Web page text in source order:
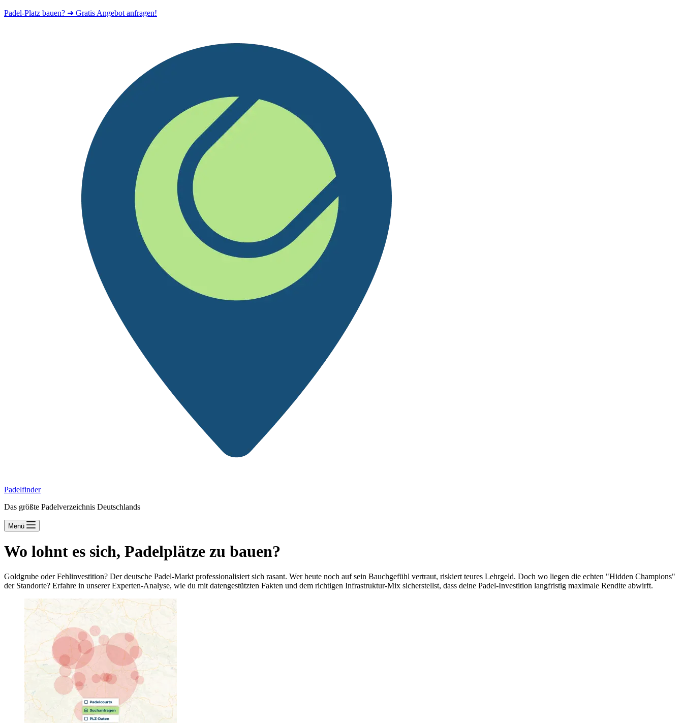
Padel-Platz bauen? ➜ Gratis Angebot anfragen!
Padelfinder
Das größte Padelverzeichnis Deutschlands
Menü
Wo lohnt es sich, Padelplätze zu bauen?
Goldgrube oder Fehlinvestition? Der deutsche Padel-Markt professionalisiert sich rasant. Wer heute noch auf sein Bauchgefühl vertraut, riskiert teures Lehrgeld. Doch wo liegen die echten "Hidden Champions"
der Standorte? Erfahre in unserer Experten-Analyse, wie du mit datengestützten Fakten und dem richtigen Infrastruktur-Mix sicherstellst, dass deine Padel-Investition langfristig maximale Rendite abwirft.